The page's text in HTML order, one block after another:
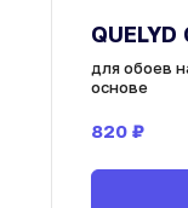
для обоев
основе
820 ₽